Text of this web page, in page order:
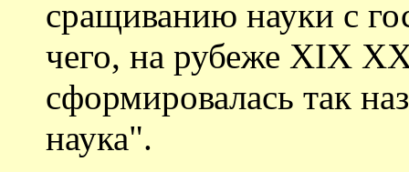
сращиванию науки с
чего, на рубеже XIX
сформировалась так
наука".